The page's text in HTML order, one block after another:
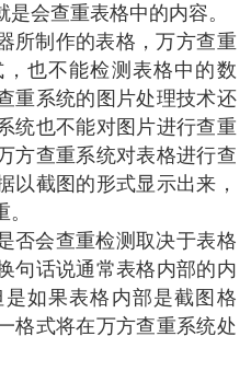
会查重表格中的内容。
所制作的表格，万方查重
也不能检测表格中的数
重系统的图片处理技术还
统也不能对图片进行查重
方查重系统对表格进行查
以截图的形式显示出来，
否会查重检测取决于表格
句话说通常表格内部的内
如果表格内部是截图格
格式将在万方查重系统处